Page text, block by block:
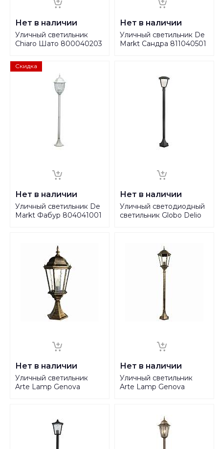
Нет в наличии
Уличный светильник
Chiaro Шато 800040203
Нет в наличии
Уличный светильник De
Markt Сандра 811040501
Скидка
Нет в наличии
Уличный светильник De
Markt Фабур 804041001
Нет в наличии
Уличный светодиодный
светильник Globo Delio
Нет в наличии
Уличный светильник
Arte Lamp Genova
Нет в наличии
Уличный светильник
Arte Lamp Genova